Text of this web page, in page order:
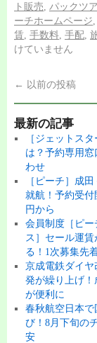
ト販売
パックツ
ーチホームページ
賃 手数料 手配
けていません
← 以前の投稿
最新の記事
［ジェットス
は？予約専用
わせ
［ピーチ］成
就航！予約受付
円から
会員制度［ピー
ス］セール運賃
る！1次募集先
京成電鉄ダイ
発が繰り上げ
が便利に
春秋航空日本で
び！8月下旬の
安